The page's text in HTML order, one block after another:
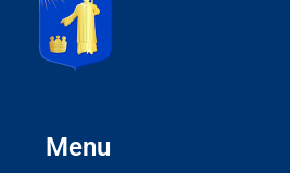
Menu